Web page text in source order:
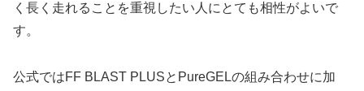
く長く走れることを重視したい人にとても相性がよいで
す。
公式ではFF BLAST PLUSとPureGELの組み合わせに加